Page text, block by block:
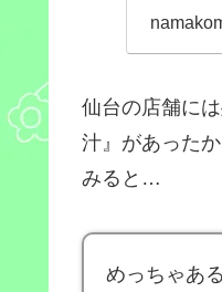
仙台の店舗に
汁』があった
みると…
めっちゃあ